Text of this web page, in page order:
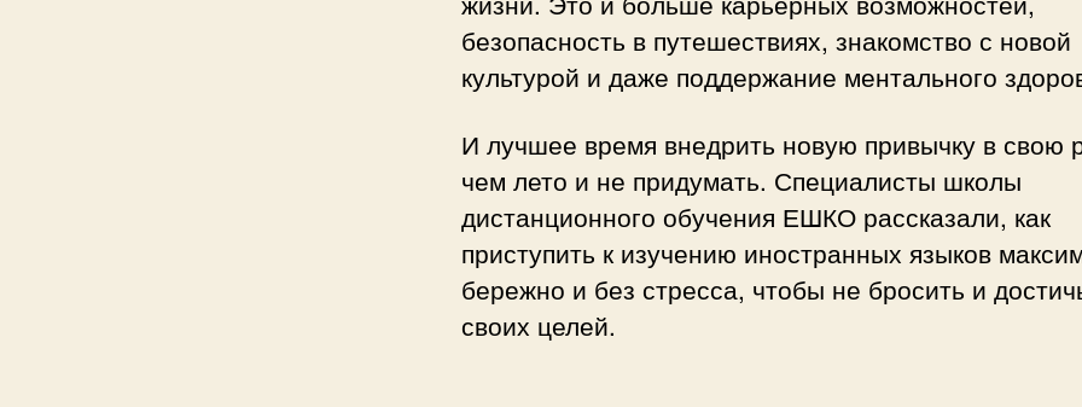
безопасность в путешествиях, знакомство с новой
культурой и даже поддержание ментального
И лучшее время внедрить новую привычку в свою
чем лето и не придумать. Специалисты школы
дистанционного обучения ЕШКО рассказали, как
приступить к изучению иностранных языков
бережно и без стресса, чтобы не бросить и
своих целей.